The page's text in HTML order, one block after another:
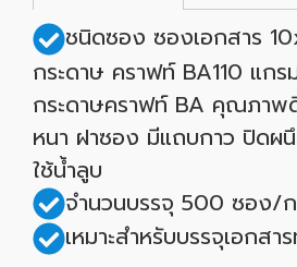
ชนิดซอง ซองเอกสาร
กระดาษ คราฟท์ BA110 แก
กระดาษคราฟท์ BA คุณภาพ
หนา ฝาซอง มีแถบกาว ปิดผ
ใช้น้ำลูบ
จำนวนบรรจุ 500 ซอง/
เหมาะสำหรับบรรจุเอกสา